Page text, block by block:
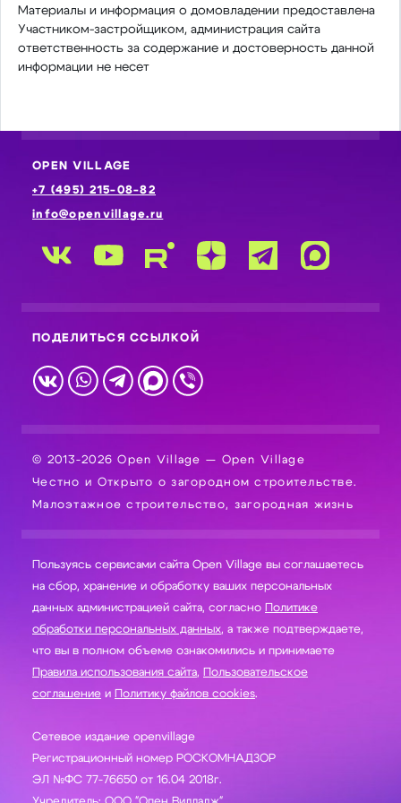
Материалы и информация о домовладении предоставлена
Участником-застройщиком, администрация сайта
ответственность за содержание и достоверность данной
информации не несет
OPEN VILLAGE
+7 (495) 215-08-82
info@openvillage.ru
ПОДЕЛИТЬСЯ ССЫЛКОЙ
© 2013-2026 Open Village — Open Village
Честно и Открыто о загородном строительстве.
Малоэтажное строительство, загородная жизнь
Пользуясь сервисами сайта Open Village вы соглашаетесь
на сбор, хранение и обработку ваших персональных
данных администрацией сайта, согласно Политике
обработки персональных данных, а также подтверждаете,
что вы в полном объеме ознакомились и принимаете
Правила использования сайта, Пользовательское
соглашение и Политику файлов cookies.
Сетевое издание openvillage
Регистрационный номер РОСКОМНАДЗОР
ЭЛ №ФС 77-76650 от 16.04 2018г.